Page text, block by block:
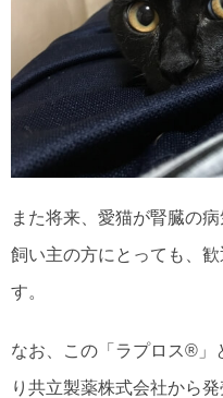
また将来、愛猫が腎臓の
飼い主の方にとっても、
す。
なお、この「ラプロス®」
り共立製薬株式会社から